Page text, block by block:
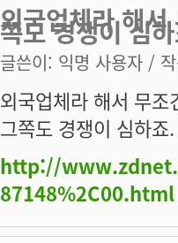
외국업체라 해
쪽도 경쟁이 심
글쓴이: 익명 사용자 /
외국업체라 해서 무
그쪽도 경쟁이 심하
http://
87148%2C00.html